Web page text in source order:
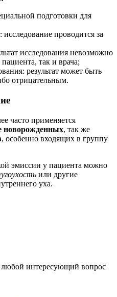
подготовки для
исследование проводится за
исследования невозможно
так и врача;
результат может быть
отрицательным.
часто применяется
новорожденных, так же
, особенно входящих в группу
эмиссии у пациента можно
или другие
уха.
интересующий вопрос